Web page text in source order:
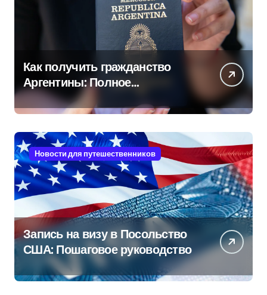
Как получить гражданство
Аргентины: Полное
руководство
Новости для путешественников
Запись на визу в Посольство
США: Пошаговое руководство